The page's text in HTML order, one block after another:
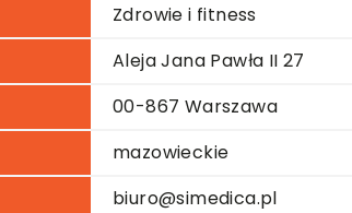
Zdrowie i fitness
Aleja Jana Pawła II 27
00-867 Warszawa
mazowieckie
biuro@simedica.pl